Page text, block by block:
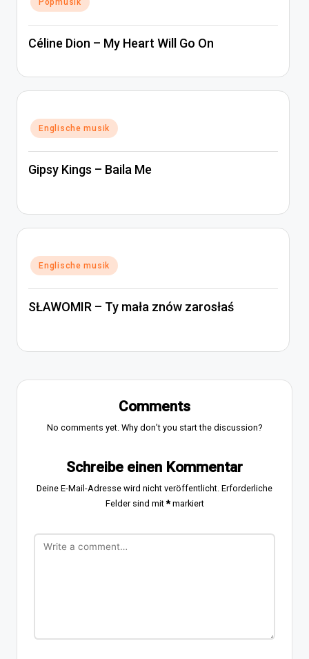
Céline Dion – My Heart Will Go On
Posted
in
Englische musik
Gipsy Kings – Baila Me
Posted
in
Englische musik
SŁAWOMIR – Ty mała znów zarosłaś
Comments
No comments yet. Why don’t you start the discussion?
Schreibe einen Kommentar
Deine E-Mail-Adresse wird nicht veröffentlicht. Erforderliche
Felder sind mit*markiert